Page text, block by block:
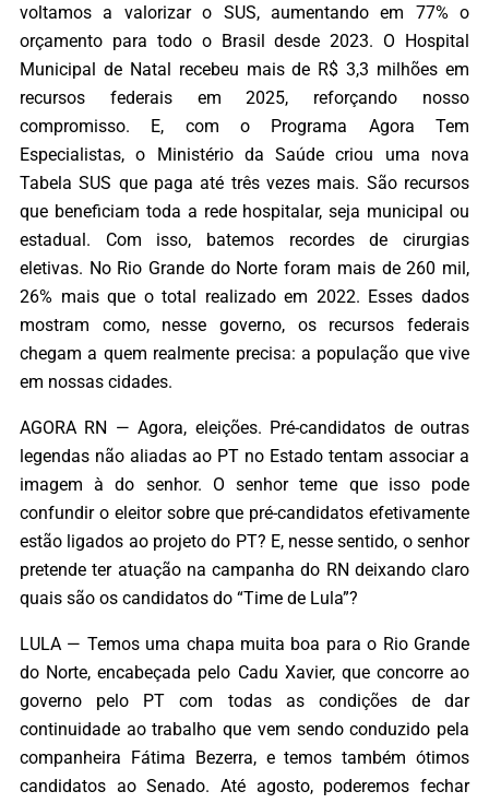
voltamos a valorizar o SUS, aumentando em 77% o
orçamento para todo o Brasil desde 2023. O Hospital
Municipal de Natal recebeu mais de R$ 3,3 milhões em
recursos federais em 2025, reforçando nosso
compromisso. E, com o Programa Agora Tem
Especialistas, o Ministério da Saúde criou uma nova
Tabela SUS que paga até três vezes mais. São recursos
que beneficiam toda a rede hospitalar, seja municipal ou
estadual. Com isso, batemos recordes de cirurgias
eletivas. No Rio Grande do Norte foram mais de 260 mil,
26% mais que o total realizado em 2022. Esses dados
mostram como, nesse governo, os recursos federais
chegam a quem realmente precisa: a população que vive
em nossas cidades.
AGORA RN — Agora, eleições. Pré-candidatos de outras
legendas não aliadas ao PT no Estado tentam associar a
imagem à do senhor. O senhor teme que isso pode
confundir o eleitor sobre que pré-candidatos efetivamente
estão ligados ao projeto do PT? E, nesse sentido, o senhor
pretende ter atuação na campanha do RN deixando claro
quais são os candidatos do “Time de Lula”?
LULA — Temos uma chapa muita boa para o Rio Grande
do Norte, encabeçada pelo Cadu Xavier, que concorre ao
governo pelo PT com todas as condições de dar
continuidade ao trabalho que vem sendo conduzido pela
companheira Fátima Bezerra, e temos também ótimos
candidatos ao Senado. Até agosto, poderemos fechar